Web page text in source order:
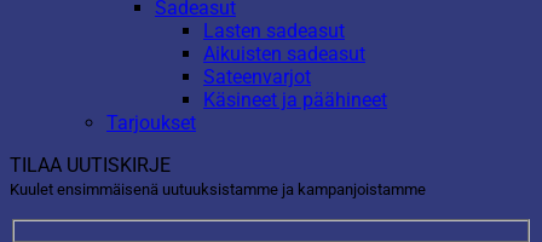
Sadeasut
Lasten sadeasut
Aikuisten sadeasut
Sateenvarjot
Käsineet ja päähineet
Tarjoukset
TILAA UUTISKIRJE
Kuulet ensimmäisenä uutuuksistamme ja kampanjoistamme